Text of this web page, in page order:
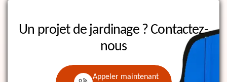
Un projet de jardinage ? Contactez-
nous
Appeler maintenant